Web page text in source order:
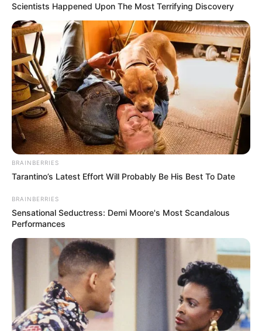
Anti Mainstream, 10 Cara
Membawa Barang Belanjaan
Versi Warga Thailand
Langka Banget! 10 Pose Lucu
Katak yang Bikin Ketawa
Ambyar! 10 Kalimat Baper
Pakai Bahasa Jawa Ini Bikin
Galau Abis
Scientists Happened Upon The Most Terrifying Discovery
BRAINBERRIES
Tarantino’s Latest Effort Will Probably Be His Best To Date
BRAINBERRIES
Sensational Seductress: Demi Moore's Most Scandalous
Performances